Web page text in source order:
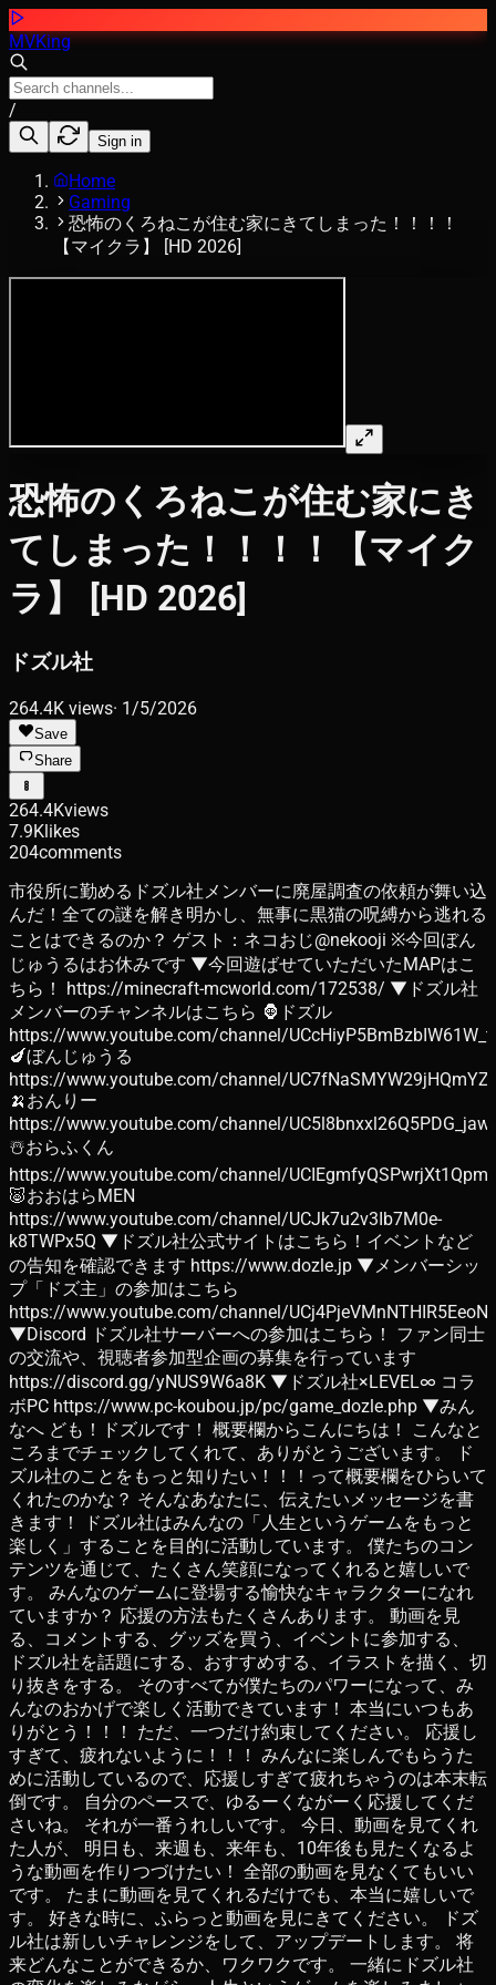
MVKing
/
Sign in
Home
Gaming
恐怖のくろねこが住む家にきてしまった！！！！
【マイクラ】 [HD 2026]
恐怖のくろねこが住む家にき
てしまった！！！！【マイク
ラ】 [HD 2026]
ドズル社
264.4K views· 1/5/2026
Save
Share
264.4Kviews
7.9Klikes
204comments
市役所に勤めるドズル社メンバーに廃屋調査の依頼が舞い込
んだ！全ての謎を解き明かし、無事に黒猫の呪縛から逃れる
ことはできるのか？ ゲスト：ネコおじ@nekooji ※今回ぼん
じゅうるはお休みです ▼今回遊ばせていただいたMAPはこ
ちら！ https://minecraft-mcworld.com/172538/ ▼ドズル社
メンバーのチャンネルはこちら 🦍ドズル
https://www.youtube.com/channel/
🍆ぼんじゅうる
https://www.youtube.com/channel/
🍌おんりー
https://www.youtube.com/channel/
☃️おらふくん
https://www.youtube.com/channel/
🐷おおはらMEN
https://www.youtube.com/channel/UCJk7u2v3Ib7M0e-
k8TWPx5Q ▼ドズル社公式サイトはこちら！イベントなど
の告知を確認できます https://www.dozle.jp ▼メンバーシッ
プ「ドズ主」の参加はこちら
https://www.youtube.com/channel/
▼Discord ドズル社サーバーへの参加はこちら！ ファン同士
の交流や、視聴者参加型企画の募集を行っています
https://discord.gg/yNUS9W6a8K ▼ドズル社×LEVEL∞ コラ
ボPC https://www.pc-koubou.jp/pc/game_dozle.php ▼みん
なへ ども！ドズルです！ 概要欄からこんにちは！ こんなと
ころまでチェックしてくれて、ありがとうございます。 ド
ズル社のことをもっと知りたい！！！って概要欄をひらいて
くれたのかな？ そんなあなたに、伝えたいメッセージを書
きます！ ドズル社はみんなの「人生というゲームをもっと
楽しく」することを目的に活動しています。 僕たちのコン
テンツを通じて、たくさん笑顔になってくれると嬉しいで
す。 みんなのゲームに登場する愉快なキャラクターになれ
ていますか？ 応援の方法もたくさんあります。 動画を見
る、コメントする、グッズを買う、イベントに参加する、
ドズル社を話題にする、おすすめする、イラストを描く、切
り抜きをする。 そのすべてが僕たちのパワーになって、み
んなのおかげで楽しく活動できています！ 本当にいつもあ
りがとう！！！ ただ、一つだけ約束してください。 応援し
すぎて、疲れないように！！！ みんなに楽しんでもらうた
めに活動しているので、応援しすぎて疲れちゃうのは本末転
倒です。 自分のペースで、ゆるーくながーく応援してくだ
さいね。 それが一番うれしいです。 今日、動画を見てくれ
た人が、 明日も、来週も、来年も、10年後も見たくなるよ
うな動画を作りつづけたい！ 全部の動画を見なくてもいい
です。 たまに動画を見てくれるだけでも、本当に嬉しいで
す。 好きな時に、ふらっと動画を見にきてください。 ドズ
ル社は新しいチャレンジをして、アップデートします。 将
来どんなことができるか、ワクワクです。 一緒にドズル社